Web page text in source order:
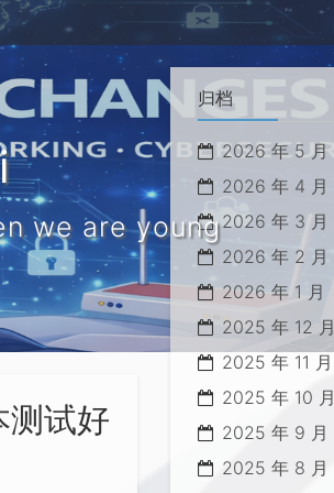
we are young
测试好
归档
2026 年 5 月
2026 年 4 月
2026 年 3 月
2026 年 2 月
2026 年 1 月
2025 年 12 月
2025 年 11 月
2025 年 10 月
2025 年 9 月
2025 年 8 月